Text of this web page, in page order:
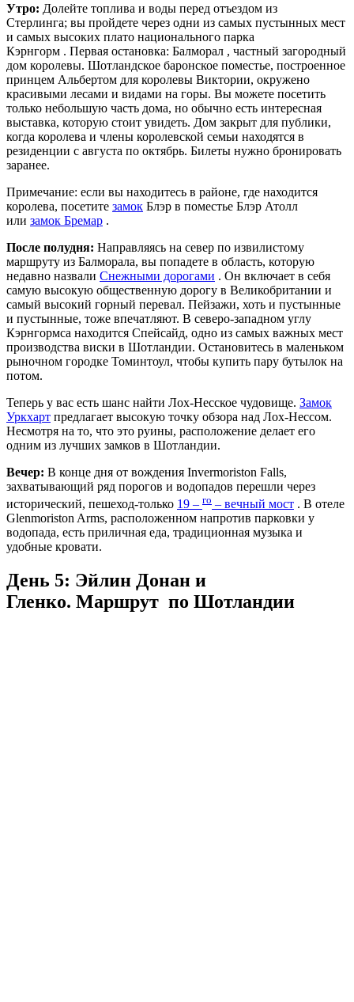
Утро: Долейте топлива и воды перед отъездом из
Стерлинга; вы пройдете через одни из самых пустынных мест
и самых высоких плато национального парка
Кэрнгорм . Первая остановка: Балморал , частный загородный
дом королевы. Шотландское баронское поместье, построенное
принцем Альбертом для королевы Виктории, окружено
красивыми лесами и видами на горы. Вы можете посетить
только небольшую часть дома, но обычно есть интересная
выставка, которую стоит увидеть. Дом закрыт для публики,
когда королева и члены королевской семьи находятся в
резиденции с августа по октябрь. Билеты нужно бронировать
заранее.
Примечание: если вы находитесь в районе, где находится
королева, посетите замок Блэр в поместье Блэр Атолл
или замок Бремар .
После полудня: Направляясь на север по извилистому
маршруту из Балморала, вы попадете в область, которую
недавно назвали Снежными дорогами . Он включает в себя
самую высокую общественную дорогу в Великобритании и
самый высокий горный перевал. Пейзажи, хоть и пустынные
и пустынные, тоже впечатляют. В северо-западном углу
Кэрнгормса находится Спейсайд, одно из самых важных мест
производства виски в Шотландии. Остановитесь в маленьком
рыночном городке Томинтоул, чтобы купить пару бутылок на
потом.
Теперь у вас есть шанс найти Лох-Несское чудовище. Замок
Уркхарт предлагает высокую точку обзора над Лох-Нессом.
Несмотря на то, что это руины, расположение делает его
одним из лучших замков в Шотландии.
Вечер: В конце дня от вождения Invermoriston Falls,
захватывающий ряд порогов и водопадов перешли через
исторический, пешеход-только 19 – го – вечный мост . В отеле
Glenmoriston Arms, расположенном напротив парковки у
водопада, есть приличная еда, традиционная музыка и
удобные кровати.
День 5: Эйлин Донан и
Гленко. Маршрут по Шотландии